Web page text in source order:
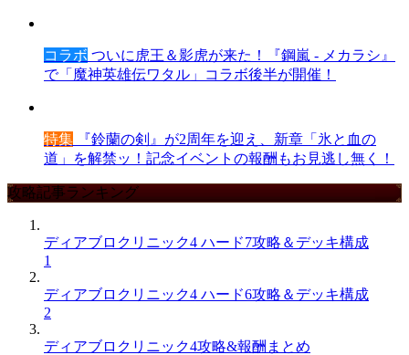
コラボ ついに虎王＆影虎が来た！『鋼嵐 - メカラシ』
で「魔神英雄伝ワタル」コラボ後半が開催！
特集 『鈴蘭の剣』が2周年を迎え、新章「氷と血の
道」を解禁ッ！記念イベントの報酬もお見逃し無く！
攻略記事ランキング
ディアブロクリニック4 ハード7攻略＆デッキ構成
1
ディアブロクリニック4 ハード6攻略＆デッキ構成
2
ディアブロクリニック4攻略&報酬まとめ